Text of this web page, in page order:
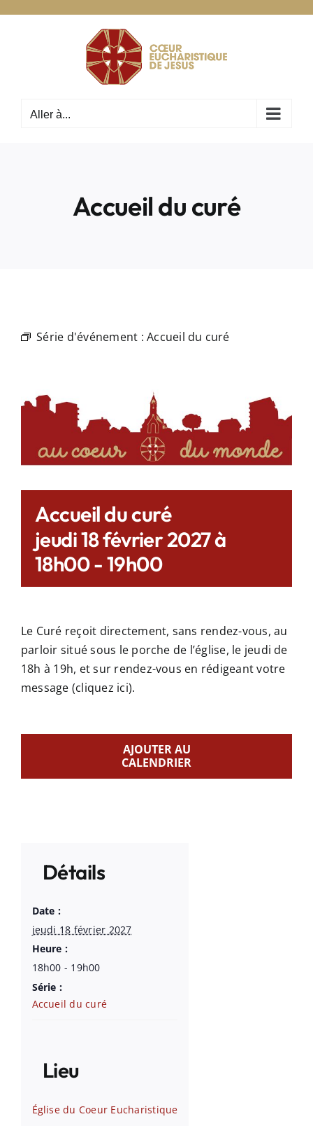
Aller à...
Accueil du curé
Série d'événement :Accueil du curé
Accueil du curé
jeudi 18 février 2027 à
18h00-19h00
Le Curé reçoit directement, sans rendez-vous, au
parloir situé sous le porche de l’église, le jeudi de
18h à 19h, et sur rendez-vous en rédigeant votre
message (cliquez ici).
AJOUTER AU
CALENDRIER
Détails
Date :
jeudi 18 février 2027
Heure :
18h00 - 19h00
Série :
Accueil du curé
Lieu
Église du Coeur Eucharistique